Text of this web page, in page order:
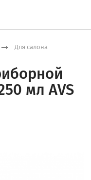
Для салона
мл AVS